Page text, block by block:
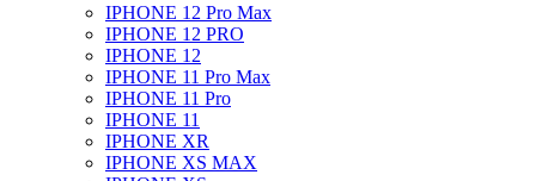
IPHONE 12 Pro Max
IPHONE 12 PRO
IPHONE 12
IPHONE 11 Pro Max
IPHONE 11 Pro
IPHONE 11
IPHONE XR
IPHONE XS MAX